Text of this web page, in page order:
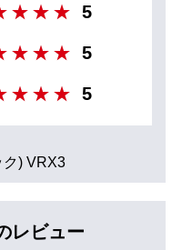
5
5
5
ク) VRX3
レビュー